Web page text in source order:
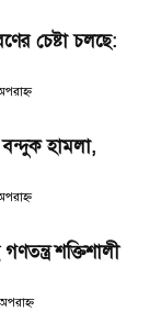
চেষ্টা চলছে:
বন্দুক হামলা,
শক্তিশালী